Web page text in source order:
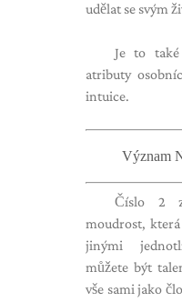
udělat se svým
Je to
atributy
intuice.
Význam
Číslo 2
moudrost,
jinými
můžete být
vše sami jako